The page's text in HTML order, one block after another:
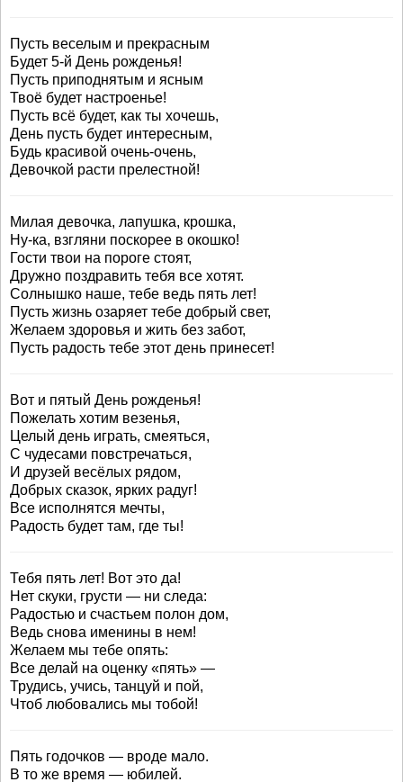
Пусть веселым и прекрасным
Будет 5-й День рожденья!
Пусть приподнятым и ясным
Твоё будет настроенье!
Пусть всё будет, как ты хочешь,
День пусть будет интересным,
Будь красивой очень-очень,
Девочкой расти прелестной!
Милая девочка, лапушка, крошка,
Ну-ка, взгляни поскорее в окошко!
Гости твои на пороге стоят,
Дружно поздравить тебя все хотят.
Солнышко наше, тебе ведь пять лет!
Пусть жизнь озаряет тебе добрый свет,
Желаем здоровья и жить без забот,
Пусть радость тебе этот день принесет!
Вот и пятый День рожденья!
Пожелать хотим везенья,
Целый день играть, смеяться,
С чудесами повстречаться,
И друзей весёлых рядом,
Добрых сказок, ярких радуг!
Все исполнятся мечты,
Радость будет там, где ты!
Тебя пять лет! Вот это да!
Нет скуки, грусти — ни следа:
Радостью и счастьем полон дом,
Ведь снова именины в нем!
Желаем мы тебе опять:
Все делай на оценку «пять» —
Трудись, учись, танцуй и пой,
Чтоб любовались мы тобой!
Пять годочков — вроде мало.
В то же время — юбилей.